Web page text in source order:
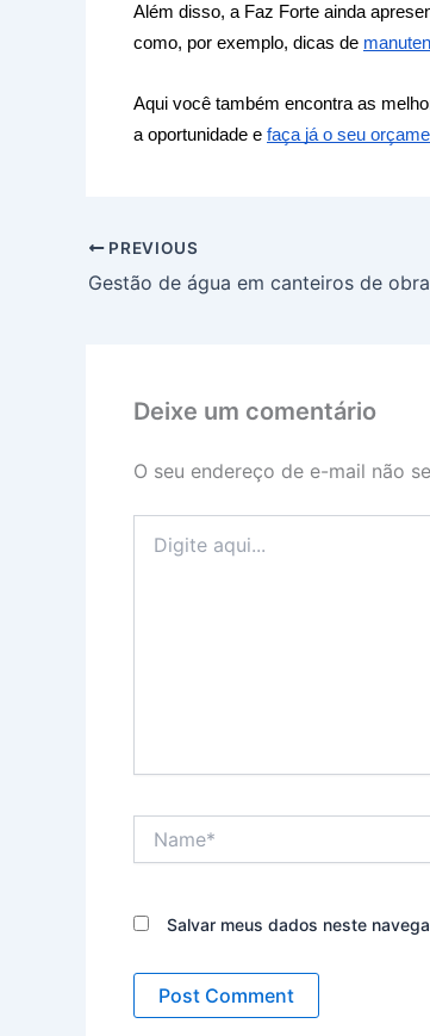
Além disso, a Faz Forte ainda
como, por exemplo, dicas de
Aqui você também encontra as
a oportunidade e faça já o seu
PREVIOUS
Deixe um comentário
O seu endereço de e-mail não
aqui...
Salvar meus dados neste